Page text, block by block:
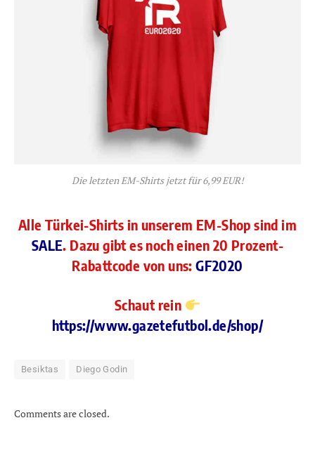
Die letzten EM-Shirts jetzt für 6,99 EUR!
Alle Türkei-Shirts in unserem EM-Shop sind im
SALE. Dazu gibt es noch einen 20 Prozent-
Rabattcode von uns:GF2020
Schaut rein
https://www.gazetefutbol.de/shop/
Besiktas Diego Godin
Comments are closed.